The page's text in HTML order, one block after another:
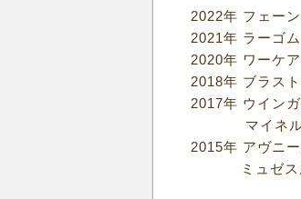
2022年 フェー
2021年 ラーゴ
2020年 ワーケ
2018年 ブラス
2017年 ウイン
マイネルス
2015年 アヴニ
ミュゼスル